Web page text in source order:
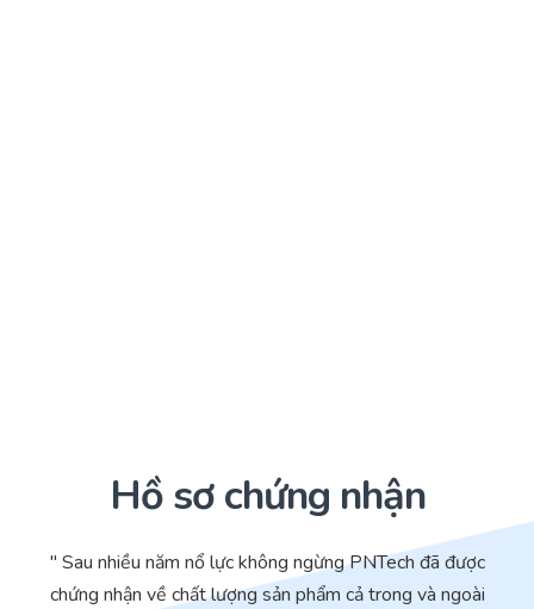
Hồ sơ chứng nhận
" Sau nhiều năm nổ lực không ngừng PNTech đã được
chứng nhận về chất lượng sản phẩm cả trong và ngoài